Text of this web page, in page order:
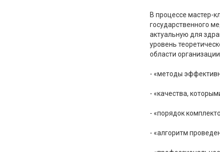
В процессе мастер-
государственного
актуальную для
уровень
области
- «методы
- «качества,
- «порядок
- «алгоритм